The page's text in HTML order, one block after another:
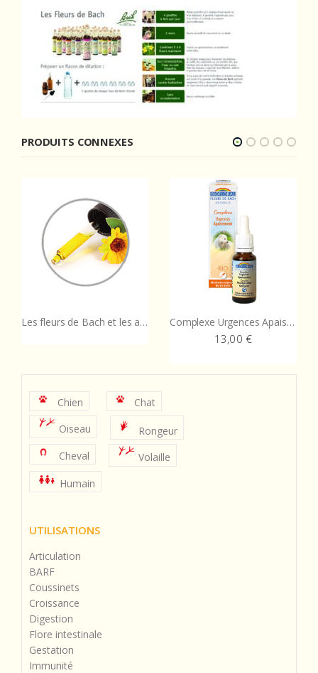
PRODUITS CONNEXES
Complexe Urgences Apaisement Complexe Refuge
12,80 €
Chien
Chat
Oiseau
Rongeur
Cheval
Volaille
Humain
UTILISATIONS
Articulation
BARF
Coussinets
Croissance
Digestion
Flore intestinale
Gestation
Immunité